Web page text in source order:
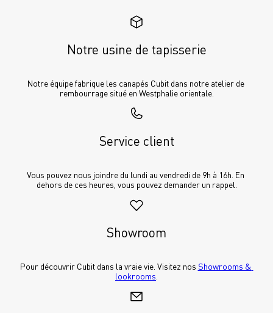
Notre usine de tapisserie
Notre équipe fabrique les canapés Cubit dans notre atelier de
rembourrage situé en Westphalie orientale.
Service client
Vous pouvez nous joindre du lundi au vendredi de 9h à 16h. En
dehors de ces heures, vous pouvez demander un rappel.
Showroom
Pour découvrir Cubit dans la vraie vie. Visitez nos Showrooms &
lookrooms